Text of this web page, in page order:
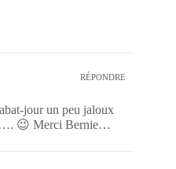
RÉPONDRE
jour un peu jaloux
😉 Merci Bernie…